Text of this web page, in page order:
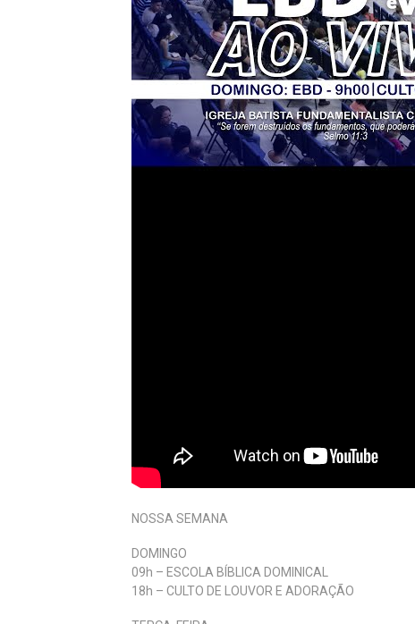
NOSSA SEMANA
DOMINGO
09h – ESCOLA BÍBLICA DOMINICAL
18h – CULTO DE LOUVOR E ADORAÇÃO